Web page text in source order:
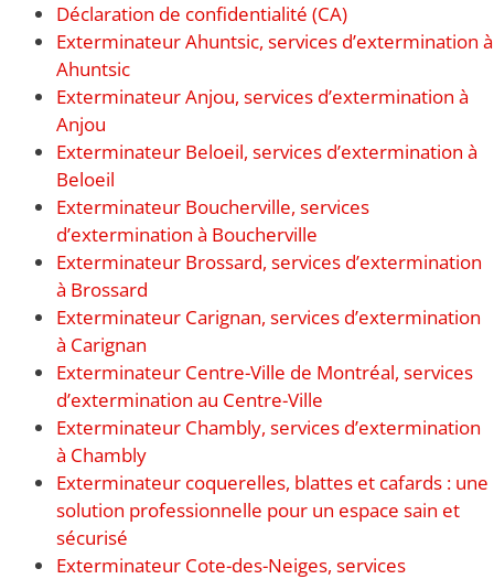
Déclaration de confidentialité (CA)
Exterminateur Ahuntsic, services d’extermination à
Ahuntsic
Exterminateur Anjou, services d’extermination à
Anjou
Exterminateur Beloeil, services d’extermination à
Beloeil
Exterminateur Boucherville, services
d’extermination à Boucherville
Exterminateur Brossard, services d’extermination
à Brossard
Exterminateur Carignan, services d’extermination
à Carignan
Exterminateur Centre-Ville de Montréal, services
d’extermination au Centre-Ville
Exterminateur Chambly, services d’extermination
à Chambly
Exterminateur coquerelles, blattes et cafards : une
solution professionnelle pour un espace sain et
sécurisé
Exterminateur Cote-des-Neiges, services